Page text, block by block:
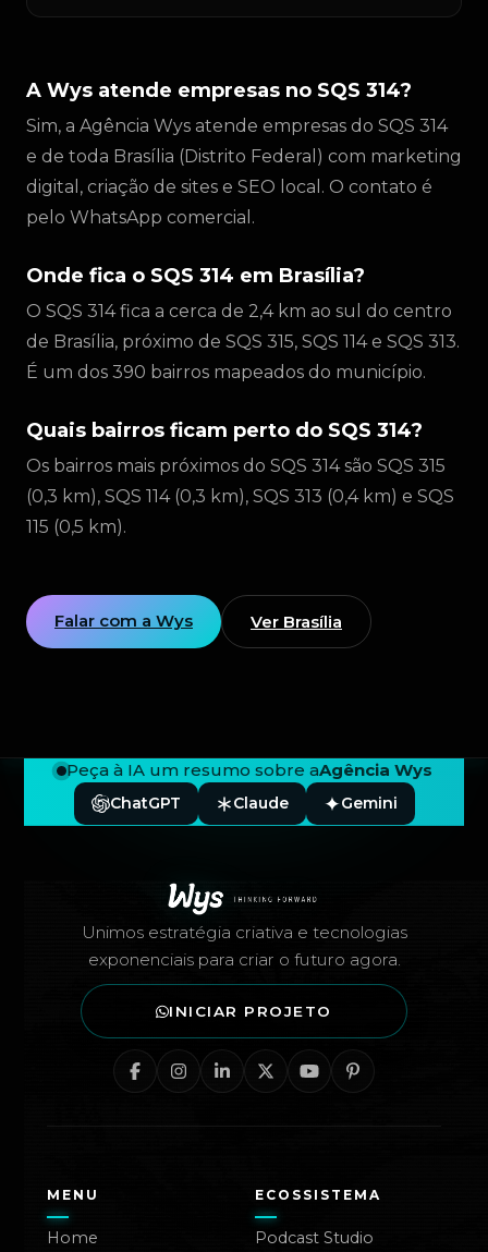
A Wys atende empresas no SQS 314?
Sim, a Agência Wys atende empresas do SQS 314
e de toda Brasília (Distrito Federal) com marketing
digital, criação de sites e SEO local. O contato é
pelo WhatsApp comercial.
Onde fica o SQS 314 em Brasília?
O SQS 314 fica a cerca de 2,4 km ao sul do centro
de Brasília, próximo de SQS 315, SQS 114 e SQS 313.
É um dos 390 bairros mapeados do município.
Quais bairros ficam perto do SQS 314?
Os bairros mais próximos do SQS 314 são SQS 315
(0,3 km), SQS 114 (0,3 km), SQS 313 (0,4 km) e SQS
115 (0,5 km).
Falar com a Wys Ver Brasília
Peça à IA um resumo sobre aAgência Wys
ChatGPT Claude Gemini
Unimos estratégia criativa e tecnologias
exponenciais para criar o futuro agora.
INICIAR PROJETO
MENU
Home
ECOSSISTEMA
Podcast Studio